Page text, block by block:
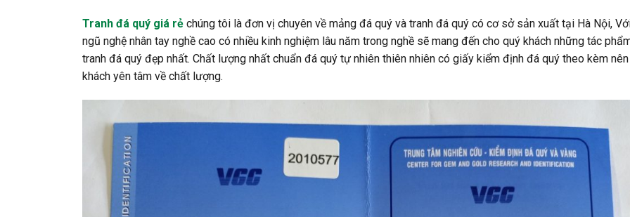
Tranh đá quý giá rẻ chúng tôi là đơn vị chuyên về mảng đá quý và tranh đá quý có cơ sở sản xuất tại Hà Nội,
ngũ nghệ nhân tay nghề cao có nhiều kinh nghiệm lâu năm trong nghề sẽ mang đến cho quý khách những tác
tranh đá quý đẹp nhất. Chất lượng nhất chuẩn đá quý tự nhiên thiên nhiên có giấy kiểm định đá quý theo kèm
khách yên tâm về chất lượng.